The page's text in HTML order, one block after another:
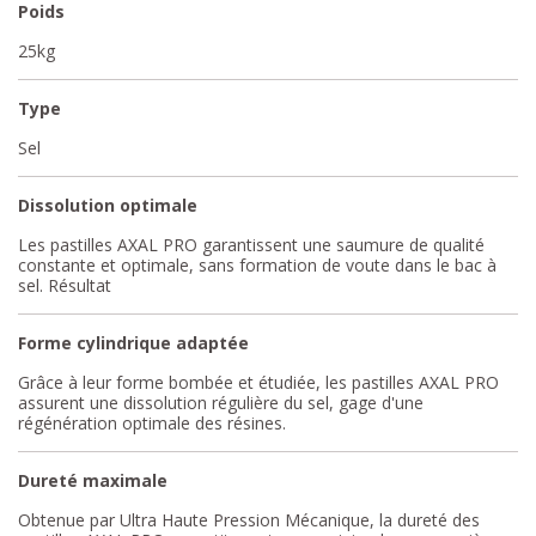
Poids
25kg
Type
Sel
Dissolution optimale
Les pastilles AXAL PRO garantissent une saumure de qualité
constante et optimale, sans formation de voute dans le bac à
sel. Résultat
Forme cylindrique adaptée
Grâce à leur forme bombée et étudiée, les pastilles AXAL PRO
assurent une dissolution régulière du sel, gage d'une
régénération optimale des résines.
Dureté maximale
Obtenue par Ultra Haute Pression Mécanique, la dureté des